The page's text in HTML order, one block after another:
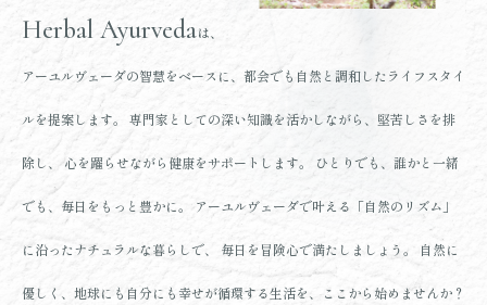
Herbal Ayurvedaは、
アーユルヴェーダの智慧をベースに、都会でも自然と調和したライフスタイ
ルを提案します。 専門家としての深い知識を活かしながら、堅苦しさを排
除し、 心を躍らせながら健康をサポートします。 ひとりでも、誰かと一緒
でも、毎日をもっと豊かに。 アーユルヴェーダで叶える「自然のリズム」
に沿ったナチュラルな暮らしで、 毎日を冒険心で満たしましょう。 自然に
優しく、地球にも自分にも幸せが循環する生活を、ここから始めませんか？